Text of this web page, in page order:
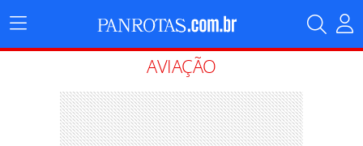
Menu
Principal
AVIAÇÃO